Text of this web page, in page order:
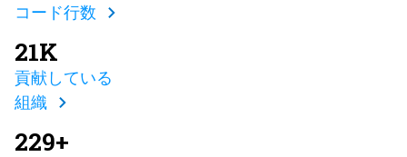
コード行数
21K
貢献している
組織
229+